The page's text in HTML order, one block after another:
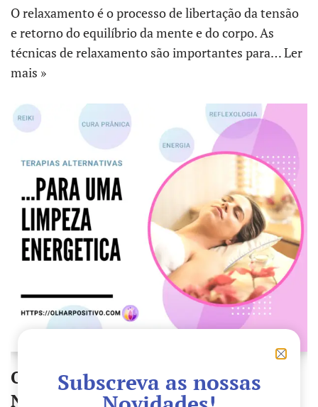
O relaxamento é o processo de libertação da tensão
e retorno do equilíbrio da mente e do corpo. As
técnicas de relaxamento são importantes para…Ler
mais »
O QUE VOCÊ VAI ENCONTRAR SE
NOS VISITAR… PARA UMA
Subscreva as nossas